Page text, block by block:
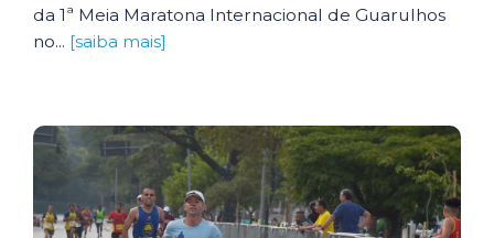
da 1ª Meia Maratona Internacional de Guarulhos
no... [saiba mais]